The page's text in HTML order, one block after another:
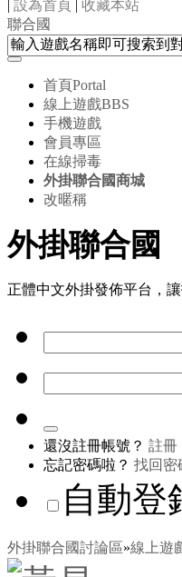
| 設為首頁 | 收藏本站
聯合國
首頁Portal
線上遊戲BBS
手機遊戲
會員專區
在線掃毒
外掛聯合國商城
改暱稱
外掛聯合國
正體中文外掛發佈平台，
還沒註冊帳號？ 註冊
忘記密碼啦？ 找回密
自動登
外掛聯合國討論區»線上遊